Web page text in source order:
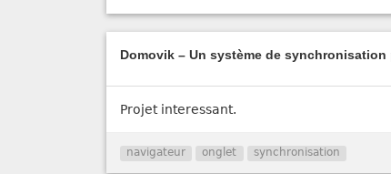
Domovik – Un système de
Projet interessant.
navigateur onglet synchronisation